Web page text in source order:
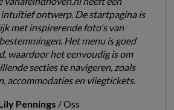
ontwerp. De startpagina is
met inspirerende foto's van
Het menu is goed
waardoor het eenvoudig is om
secties te navigeren, zoals
accommodaties en vliegtickets.
Pennings /Oss